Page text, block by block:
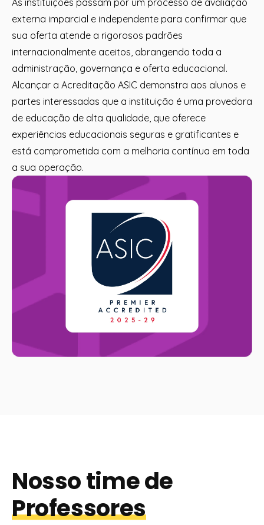
externa imparcial e independente para confirmar que
sua oferta atende a rigorosos padrões
internacionalmente aceitos, abrangendo toda a
administração, governança e oferta educacional.
Alcançar a Acreditação ASIC demonstra aos alunos e
partes interessadas que a instituição é uma provedora
de educação de alta qualidade, que oferece
experiências educacionais seguras e gratificantes e
está comprometida com a melhoria contínua em toda
a sua operação.
Nosso time de
Professores